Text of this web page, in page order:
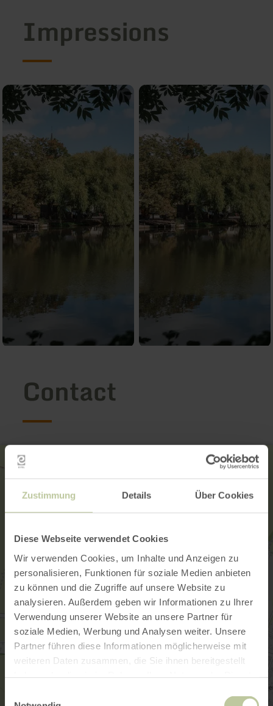
Zustimmung Details Über Cookies
Diese Webseite verwendet Cookies
Wir verwenden Cookies, um Inhalte und Anzeigen zu
personalisieren, Funktionen für soziale Medien anbieten
zu können und die Zugriffe auf unsere Website zu
analysieren. Außerdem geben wir Informationen zu Ihrer
Verwendung unserer Website an unsere Partner für
soziale Medien, Werbung und Analysen weiter. Unsere
Partner führen diese Informationen möglicherweise mit
weiteren Daten zusammen, die Sie ihnen bereitgestellt
Impressions
Contact